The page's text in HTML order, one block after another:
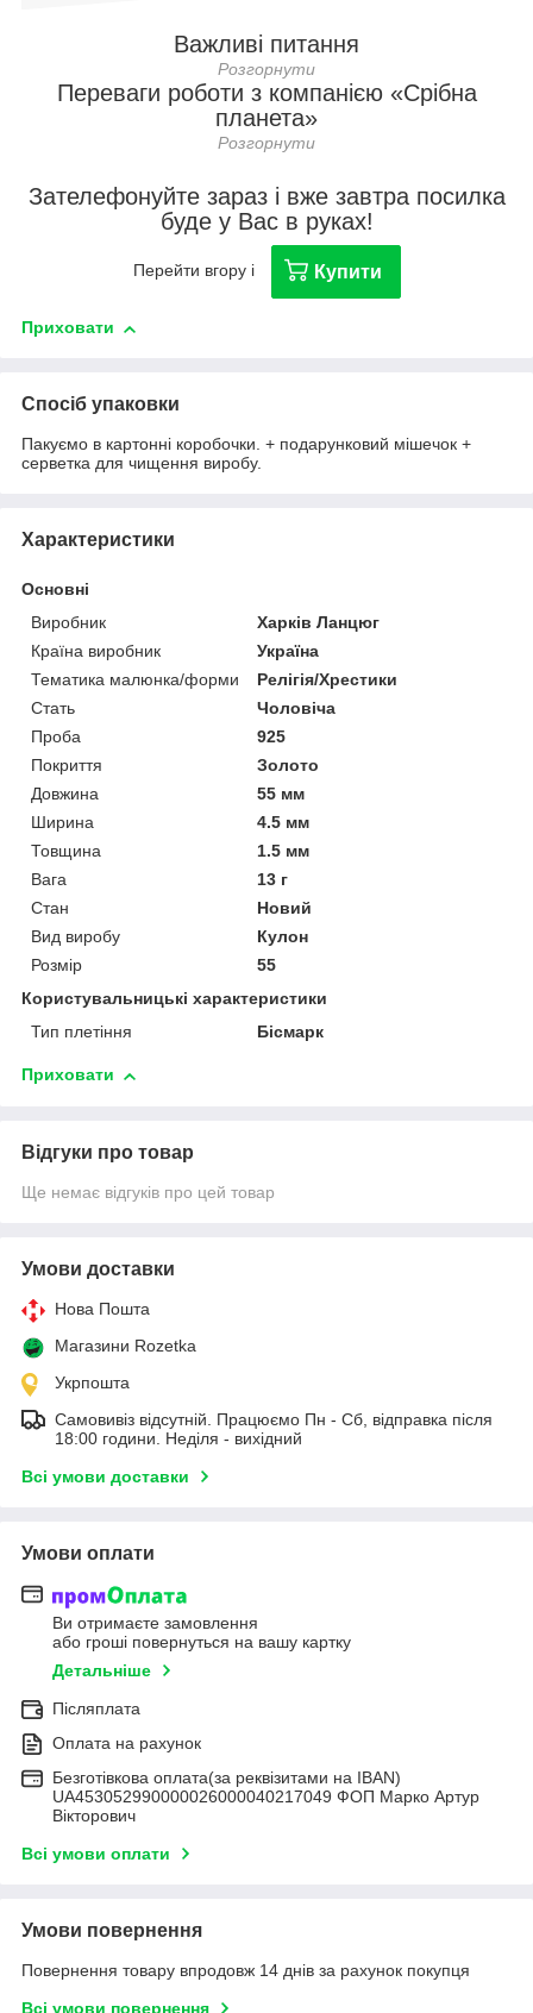
Важливі питання
Переваги роботи з компанією «Срібна
планета»
Зателефонуйте зараз і вже завтра посилка
буде у Вас в руках!
Перейти вгору і Купити
Приховати
Спосіб упаковки
Пакуємо в картонні коробочки. + подарунковий мішечок +
серветка для чищення виробу.
Характеристики
Основні
Виробник
Харків Ланцюг
Країна виробник
Україна
Тематика малюнка/форми
Релігія/Хрестики
Стать
Чоловіча
Проба
925
Покриття
Золото
Довжина
55 мм
Ширина
4.5 мм
Товщина
1.5 мм
Вага
13 г
Стан
Новий
Вид виробу
Кулон
Розмір
55
Користувальницькі характеристики
Тип плетіння
Бісмарк
Приховати
Відгуки про товар
Ще немає відгуків про цей товар
Умови доставки
Нова Пошта
Магазини Rozetka
Укрпошта
Самовивіз відсутній. Працюємо Пн - Сб, відправка після
18:00 години. Неділя - вихідний
Всі умови доставки
Умови оплати
Ви отримаєте замовлення
або гроші повернуться на вашу картку
Детальніше
Післяплата
Оплата на рахунок
Безготівкова оплата(за реквізитами на IBAN)
UA453052990000026000040217049 ФОП Марко Артур
Вікторович
Всі умови оплати
Умови повернення
Повернення товару впродовж 14 днів за рахунок покупця
Всі умови повернення